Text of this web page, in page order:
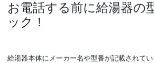
お電話する前に給湯器の
ック！
給湯器本体にメーカー名や型番が記載されてい